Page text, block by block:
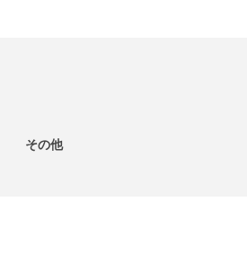
その他